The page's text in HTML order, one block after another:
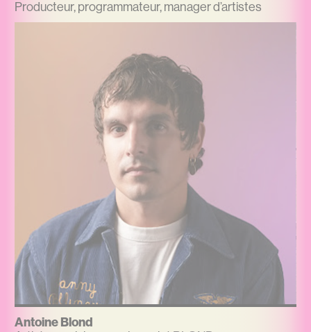
Producteur, programmateur, manager d’artistes
Antoine Blond